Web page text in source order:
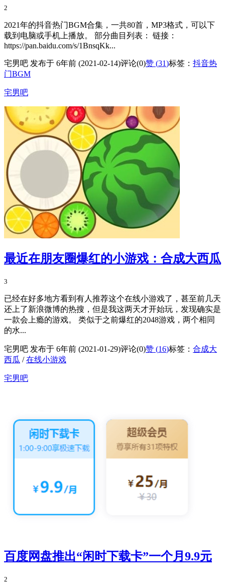
2
2021年的抖音热门BGM合集，一共80首，MP3格式，可以下
载到电脑或手机上播放。 部分曲目列表： 链接：
https://pan.baidu.com/s/1BnsqKk...
宅男吧 发布于 6年前 (2021-02-14)评论(0)赞 (31)标签： 抖音热
门BGM
宅男吧
最近在朋友圈爆红的小游戏：合成大西瓜
3
已经在好多地方看到有人推荐这个在线小游戏了，甚至前几天
还上了新浪微博的热搜，但是我这两天才开始玩，发现确实是
一款会上瘾的游戏。 类似于之前爆红的2048游戏，两个相同
的水...
宅男吧 发布于 6年前 (2021-01-29)评论(0)赞 (16)标签： 合成大
西瓜 /在线小游戏
宅男吧
百度网盘推出“闲时下载卡”一个月9.9元
2